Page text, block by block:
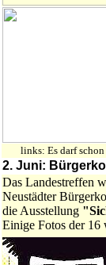
links: Es darf
2. Juni:
Das Landestreffen
Neustädter
die Ausstellung
Einige Fotos der 16